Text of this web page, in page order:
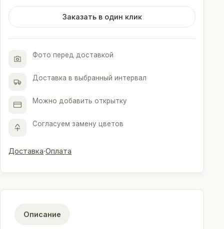
Заказать в один клик
Фото перед доставкой
Доставка в выбранный интервал
Можно добавить открытку
Согласуем замену цветов
Доставка·Оплата
Описание